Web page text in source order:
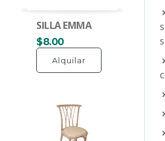
SILLA EMMA
$8.00
Alquilar